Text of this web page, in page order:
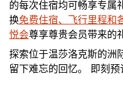
的每次住宿均可畅享专属
换免费住宿、飞行里程和
悦会尊享尊贵会员带来的
探索位于温莎洛克斯的洲
留下难忘的回忆。 即刻预